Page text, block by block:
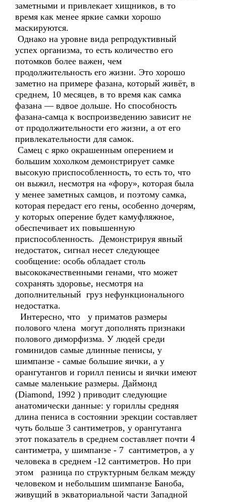
заметными и привлекает хищников, в то
время как менее яркие самки хорошо
маскируются.
Однако на уровне вида репродуктивный
успех организма, то есть количество его
потомков более важен, чем
продолжительность его жизни. Это хорошо
заметно на примере фазана, который живёт, в
среднем, 10 месяцев, в то время как самка
фазана — вдвое дольше. Но способность
фазана-самца к воспроизведению зависит не
от продолжительности его жизни, а от его
привлекательности для самок.
Самец с ярко окрашенным оперением и
большим хохолком демонстрирует самке
высокую приспособленность, то есть то, что
он выжил, несмотря на «фору», которая была
у менее заметных самцов, и поэтому самка,
которая передаст его гены, особенно дочерям,
у которых оперение будет камуфляжное,
обеспечивает их повышенную
приспособленность. Демонстрируя явный
недостаток, сигнал несет следующее
сообщение: особь обладает столь
высококачественными генами, что может
сохранять здоровье, несмотря на
дополнительный груз нефункционального
недостатка.
Интересно, что у приматов размеры
полового члена могут дополнять признаки
полового диморфизма. У людей среди
гоминидов самые длинные пенисы, у
шимпанзе - самые большие яички, а у
орангутангов и горилл пенисы и яички имеют
самые маленькие размеры. Даймонд
(Diamond, 1992 ) приводит следующие
анатомически данные: у гориллы средняя
длина пениса в состоянии эрекции составляет
чуть больше 3 сантиметров, у орангутанга
этот показатель в среднем составляет почти 4
сантиметра, у шимпанзе - 7 сантиметров, а у
человека в среднем -12 сантиметров. Но при
этом разница по структурным белкам между
человеком и небольшим шимпанзе Баноба,
живущий в экваториальной части Западной